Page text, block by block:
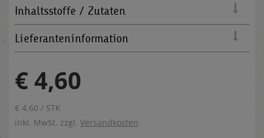
Inhaltsstoffe / Zutaten
Lieferanteninformation
€ 4,60
€ 4,60 / STK
inkl. MwSt. zzgl. Versandkosten